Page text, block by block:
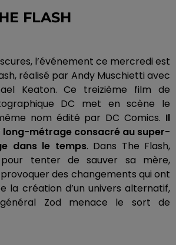
FLASH
l’événement ce mercredi est
réalisé par Andy Muschietti avec
Keaton. Ce treizième film de
DC met en scène le
nom édité par DC Comics. Il
long-métrage consacré au super-
dans le temps. Dans The Flash,
tenter de sauver sa mère,
des changements qui ont
la création d’un univers alternatif,
Zod menace le sort de